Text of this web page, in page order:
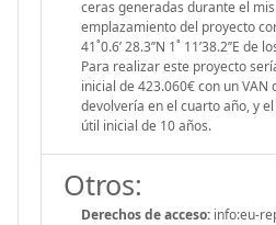
ceras generadas durante el
emplazamiento del proyecto
41˚0.6’ 28.3’’N 1˚ 11’38.2’’E
Para realizar este proyecto
inicial de 423.060€ con un VAN
devolvería en el cuarto año, y
útil inicial de 10 años.
Otros:
Derechos de acceso: info:eu-